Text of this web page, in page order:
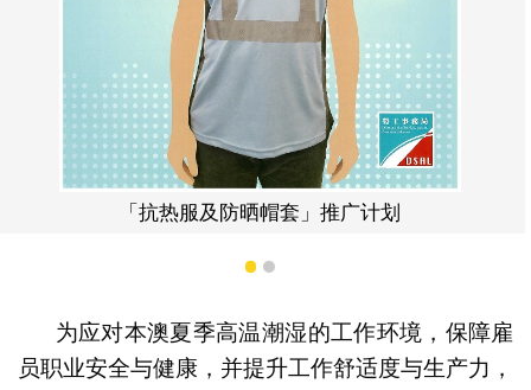
「抗热服及防晒帽套」推广计划
1 2
为应对本澳夏季高温潮湿的工作环境，保障雇
员职业安全与健康，并提升工作舒适度与生产力，